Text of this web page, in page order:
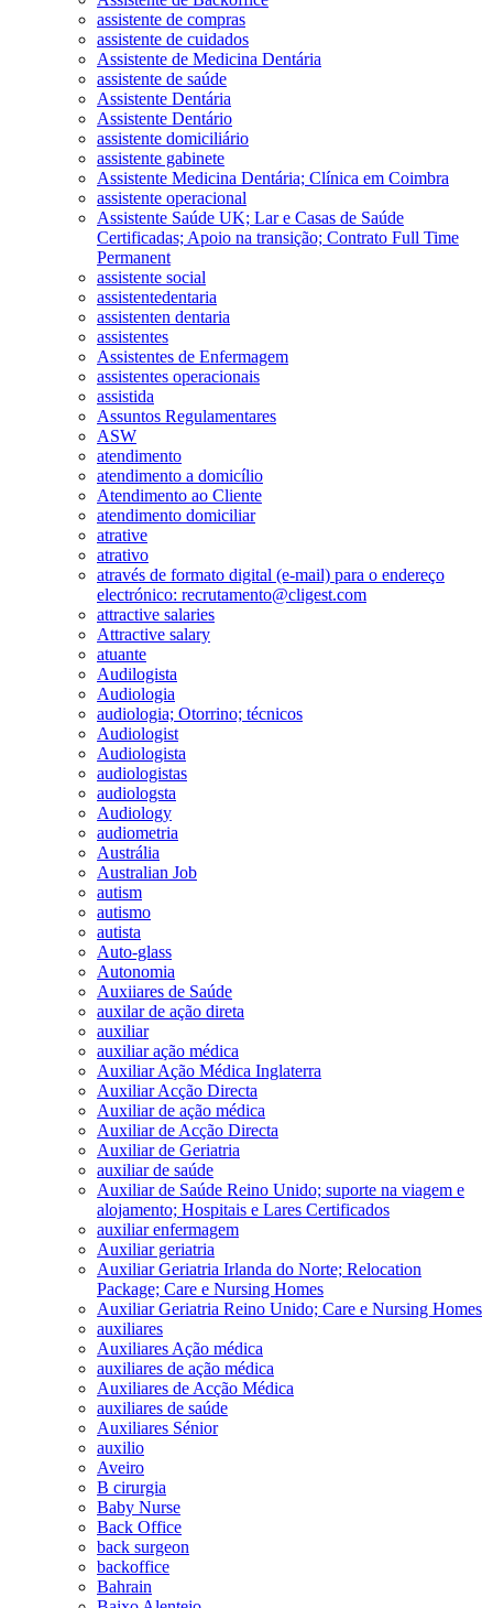
assistente de compras
assistente de cuidados
Assistente de Medicina Dentária
assistente de saúde
Assistente Dentária
Assistente Dentário
assistente domiciliário
assistente gabinete
Assistente Medicina Dentária; Clínica em Coimbra
assistente operacional
Assistente Saúde UK; Lar e Casas de Saúde
Certificadas; Apoio na transição; Contrato Full Time
Permanent
assistente social
assistentedentaria
assistenten dentaria
assistentes
Assistentes de Enfermagem
assistentes operacionais
assistida
Assuntos Regulamentares
ASW
atendimento
atendimento a domicílio
Atendimento ao Cliente
atendimento domiciliar
atrative
atrativo
através de formato digital (e-mail) para o endereço
electrónico: recrutamento@cligest.com
attractive salaries
Attractive salary
atuante
Audilogista
Audiologia
audiologia; Otorrino; técnicos
Audiologist
Audiologista
audiologistas
audiologsta
Audiology
audiometria
Austrália
Australian Job
autism
autismo
autista
Auto-glass
Autonomia
Auxiiares de Saúde
auxilar de ação direta
auxiliar
auxiliar ação médica
Auxiliar Ação Médica Inglaterra
Auxiliar Acção Directa
Auxiliar de ação médica
Auxiliar de Acção Directa
Auxiliar de Geriatria
auxiliar de saúde
Auxiliar de Saúde Reino Unido; suporte na viagem e
alojamento; Hospitais e Lares Certificados
auxiliar enfermagem
Auxiliar geriatria
Auxiliar Geriatria Irlanda do Norte; Relocation
Package; Care e Nursing Homes
Auxiliar Geriatria Reino Unido; Care e Nursing Homes
auxiliares
Auxiliares Ação médica
auxiliares de ação médica
Auxiliares de Acção Médica
auxiliares de saúde
Auxiliares Sénior
auxilio
Aveiro
B cirurgia
Baby Nurse
Back Office
back surgeon
backoffice
Bahrain